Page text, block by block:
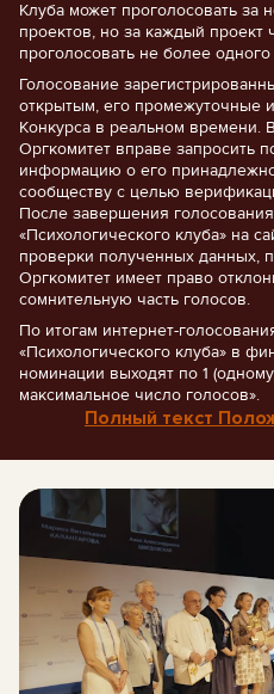
Клуба может проголосовать за
проектов, но за каждый проект
проголосовать не более одного
Голосование
открытым, его промежуточные
Конкурса в реальном времени.
Оргкомитет вправе запросить
информацию о его
сообществу с целью
После завершения
«Психологического клуба» на
проверки полученных данных,
Оргкомитет имеет право
сомнительную часть голосов.
По итогам интернет-
«Психологического клуба» в
номинации выходят по 1
максимальное число голосов».
Полный текст